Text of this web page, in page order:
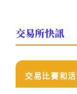
交易所快訊
交易比賽和